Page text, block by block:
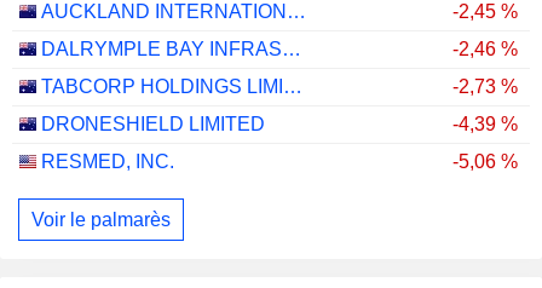
AUCKLAND INTERNATIONAL AIRPORT LIMITED
-2,45 %
DALRYMPLE BAY INFRASTRUCTURE LIMITED
-2,46 %
TABCORP HOLDINGS LIMITED
-2,73 %
DRONESHIELD LIMITED
-4,39 %
RESMED, INC.
-5,06 %
Voir le palmarès